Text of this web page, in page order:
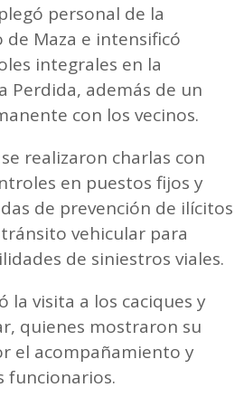
personal de la
de Maza e intensificó
integrales en la
Perdida, además de un
con los vecinos.
realizaron charlas con
en puestos fijos y
de prevención de ilícitos
vehicular para
de siniestros viales.
la visita a los caciques y
quienes mostraron su
el acompañamiento y
funcionarios.